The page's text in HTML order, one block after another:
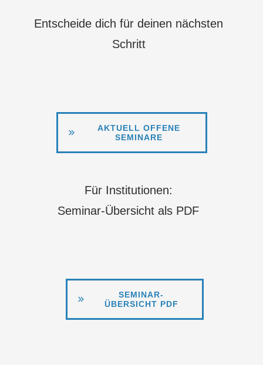
Entscheide dich für deinen nächsten
Schritt
AKTUELL OFFENE
SEMINARE
Für Institutionen:
Seminar-Übersicht als PDF
SEMINAR-
ÜBERSICHT PDF